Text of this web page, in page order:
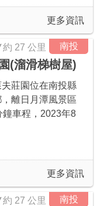
更多資訊
南投
(溜滑梯樹屋)
約 27 公里
莊園位在南投縣
離日月潭風景區
鐘車程，2023年8
更多資訊
南投
約 27 公里